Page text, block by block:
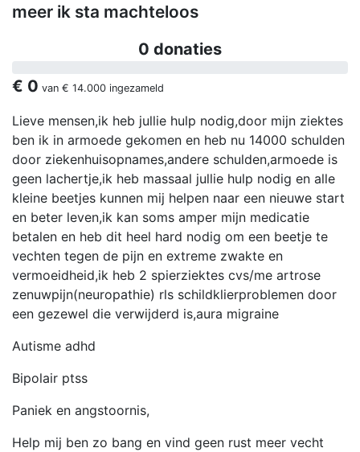
meer ik sta machteloos
0 donaties
€ 0 van € 14.000 ingezameld
Lieve mensen,ik heb jullie hulp nodig,door mijn ziektes
ben ik in armoede gekomen en heb nu 14000 schulden
door ziekenhuisopnames,andere schulden,armoede is
geen lachertje,ik heb massaal jullie hulp nodig en alle
kleine beetjes kunnen mij helpen naar een nieuwe start
en beter leven,ik kan soms amper mijn medicatie
betalen en heb dit heel hard nodig om een beetje te
vechten tegen de pijn en extreme zwakte en
vermoeidheid,ik heb 2 spierziektes cvs/me artrose
zenuwpijn(neuropathie) rls schildklierproblemen door
een gezewel die verwijderd is,aura migraine
Autisme adhd
Bipolair ptss
Paniek en angstoornis,
Help mij ben zo bang en vind geen rust meer vecht